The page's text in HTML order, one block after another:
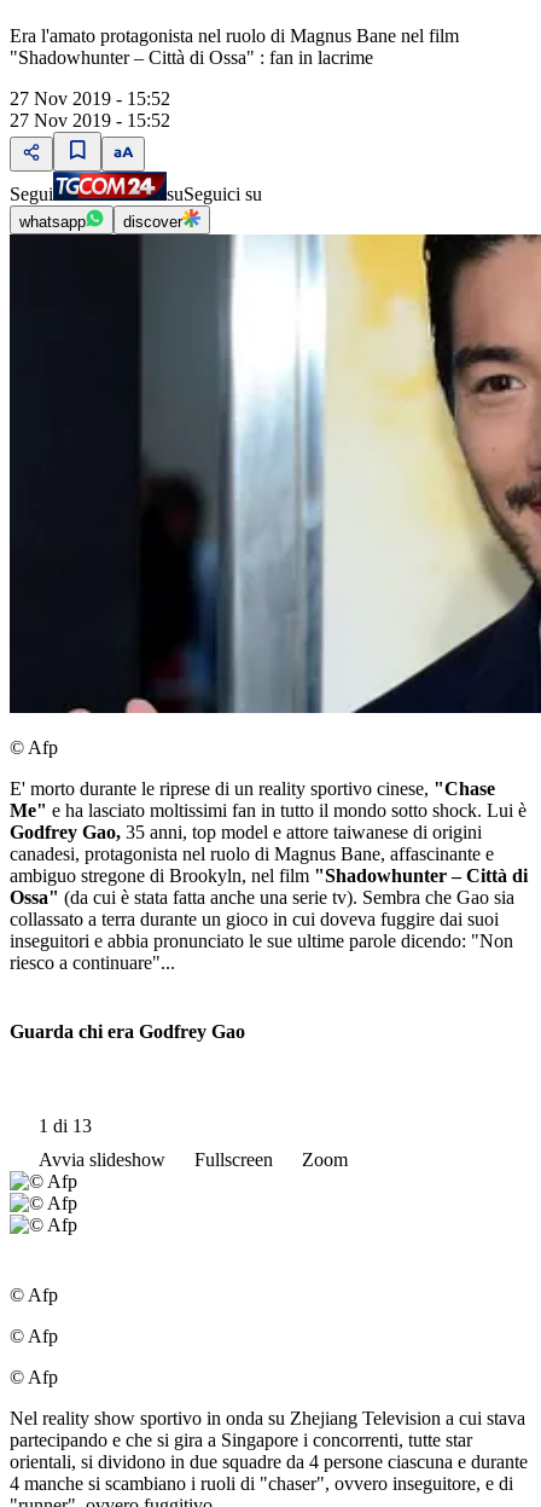
Era l'amato protagonista nel ruolo di Magnus Bane nel film
"Shadowhunter – Città di Ossa" : fan in lacrime
27 Nov 2019 - 15:52
27 Nov 2019 - 15:52
Segui suSeguici su
whatsapp discover
© Afp
E' morto durante le riprese di un reality sportivo cinese, "Chase
Me" e ha lasciato moltissimi fan in tutto il mondo sotto shock. Lui è
Godfrey Gao, 35 anni, top model e attore taiwanese di origini
canadesi, protagonista nel ruolo di Magnus Bane, affascinante e
ambiguo stregone di Brookyln, nel film "Shadowhunter – Città di
Ossa" (da cui è stata fatta anche una serie tv). Sembra che Gao sia
collassato a terra durante un gioco in cui doveva fuggire dai suoi
inseguitori e abbia pronunciato le sue ultime parole dicendo: "Non
riesco a continuare"...
Guarda chi era Godfrey Gao
1 di 13
Avvia slideshow
Fullscreen Zoom
© Afp
© Afp
© Afp
Nel reality show sportivo in onda su Zhejiang Television a cui stava
partecipando e che si gira a Singapore i concorrenti, tutte star
orientali, si dividono in due squadre da 4 persone ciascuna e durante
4 manche si scambiano i ruoli di "chaser", ovvero inseguitore, e di